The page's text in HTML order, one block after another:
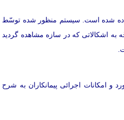
شده است. سیستم منظور شده توسّط
اشكالاتی كه در سازه مشاهده گردید
امكانات اجرائی پیمانكاران به شرح